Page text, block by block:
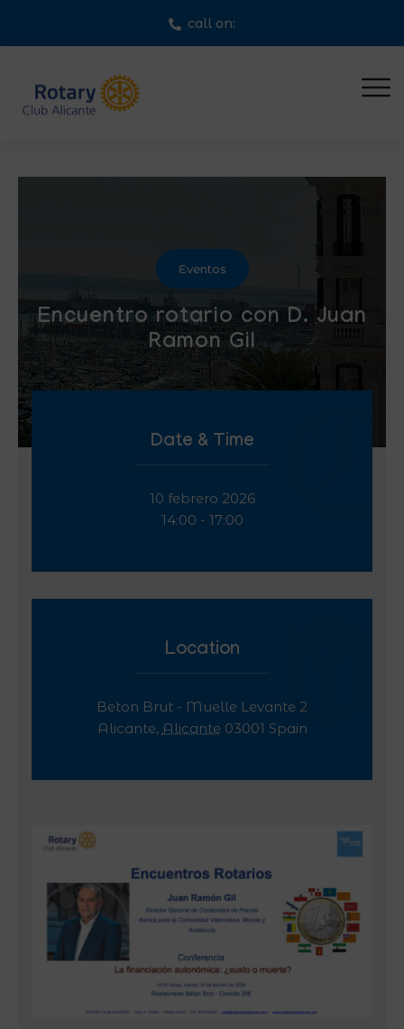
call on:
Eventos
Encuentro rotario con D. Juan
Ramon Gil
Date & Time
10 febrero 2026
14:00 - 17:00
Location
Beton Brut - Muelle Levante 2
Alicante, Alicante 03001 Spain